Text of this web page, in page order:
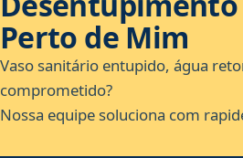
Perto de Mim
Vaso sanitário entupido, água
comprometido?
Nossa equipe soluciona com